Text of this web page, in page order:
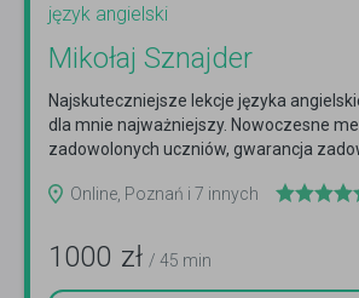
język angielski
Mikołaj Sznajder
Najskuteczniejsze lekcje języka
dla mnie najważniejszy. Nowoczesne
zadowolonych uczniów, gwarancja
Online, Poznań i 7 innych
1000 zł / 45 min